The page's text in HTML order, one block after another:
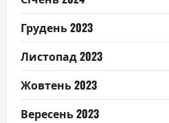
Грудень 2023
Листопад 2023
Жовтень 2023
Вересень 2023